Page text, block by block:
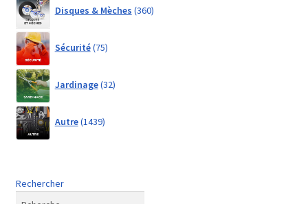
Disques & Mèches 360products
Sécurité 75products
Jardinage 32products
Autre 1439products
Rechercher